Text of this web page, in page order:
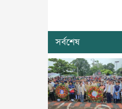
সর্বশেষ